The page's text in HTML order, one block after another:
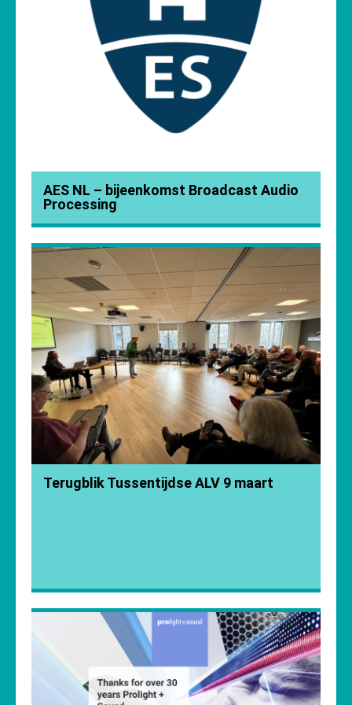
AES NL – bijeenkomst Broadcast Audio
Processing
Terugblik Tussentijdse ALV 9 maart